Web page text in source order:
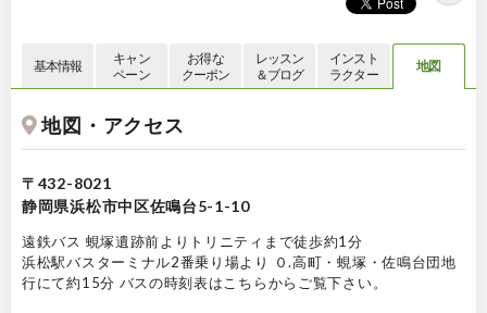
基本情報
キャン
ペーン
お得な
クーポン
レッスン
＆ブログ
インスト
ラクター
地図
地図・アクセス
〒432-8021
静岡県浜松市中区佐鳴台5-1-10
遠鉄バス 蜆塚遺跡前よりトリニティまで徒歩約1分
浜松駅バスターミナル2番乗り場より ０.高町・蜆塚・佐鳴台団地
行にて約15分 バスの時刻表はこちらからご覧下さい。